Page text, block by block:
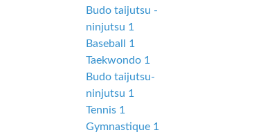
Budo taijutsu -
ninjutsu 1
Baseball 1
Taekwondo 1
Budo taijutsu-
ninjutsu 1
Tennis 1
Gymnastique 1